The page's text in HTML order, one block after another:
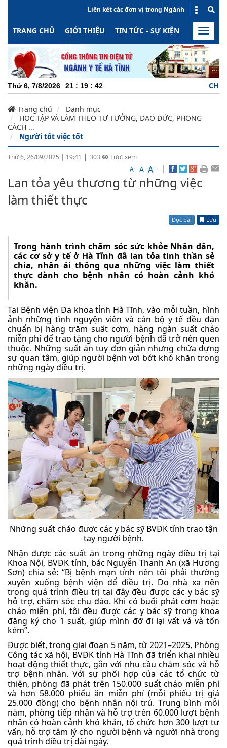
Liên kết các đơn vị trong Ngành
TRANG CHỦ GIỚI THIỆU TIN TỨC - SỰ KIỆN HOẠT
Toggle
Thứ 6, 7/8/2026 21 : 19 : 43 CHUYÊN
Trang chủ
Danh mục
HỌC TẬP VÀ LÀM THEO TƯ TƯỞNG, ĐẠO ĐỨC, PHONG
CÁCH ...
Người tốt việc tốt
Thứ 6, 26/09/2025 | 19:41 | 303
Lượt xem
A- A A+ |
Lan tỏa yêu thương từ những việc
làm thiết thực
Đọc bài Lưu
Trong hành trình chăm sóc sức khỏe Nhân dân,
các cơ sở y tế ở Hà Tĩnh đã lan tỏa tinh thần sẻ
chia, nhân ái thông qua những việc làm thiết
thực dành cho bệnh nhân có hoàn cảnh khó
khăn.
Tại Bệnh viện Đa khoa tỉnh Hà Tĩnh, vào mỗi tuần, hình
ảnh những tình nguyện viên và cán bộ y tế đều đặn
chuẩn bị hàng trăm suất cơm, hàng ngàn suất cháo
miễn phí để trao tặng cho người bệnh đã trở nên quen
thuộc. Những suất ăn tuy đơn giản nhưng chứa đựng
sự quan tâm, giúp người bệnh vơi bớt khó khăn trong
những ngày điều trị.
Những suất cháo được các y bác sỹ BVĐK tỉnh trao tận
tay người bệnh.
Nhận được các suất ăn trong những ngày điều trị tại
Khoa Nội, BVĐK tỉnh, bác Nguyễn Thanh An (xã Hương
Sơn) chia sẻ: “Bị bệnh mạn tính nên tôi phải thường
xuyên xuống bệnh viện để điều trị. Do nhà xa nên
trong quá trình điều trị tại đây đều được các y bác sỹ
hỗ trợ, chăm sóc chu đáo. Khi có buổi phát cơm hoặc
cháo miễn phí, tôi đều được các y bác sỹ trong khoa
đăng ký cho 1 suất, giúp mình đỡ đi lại vất vả và tốn
kém”.
Được biết, trong giai đoạn 5 năm, từ 2021–2025, Phòng
Công tác xã hội, BVĐK tỉnh Hà Tĩnh đã triển khai nhiều
hoạt động thiết thực, gắn với nhu cầu chăm sóc và hỗ
trợ bệnh nhân. Với sự phối hợp của các tổ chức từ
thiện, phòng đã phát trên 150.000 suất cháo miễn phí
và hơn 58.000 phiếu ăn miễn phí (mỗi phiếu trị giá
25.000 đồng) cho bệnh nhân nội trú. Trung bình mỗi
năm, phòng tiếp nhận và hỗ trợ trên 60.000 lượt bệnh
nhân có hoàn cảnh khó khăn, tổ chức hơn 300 lượt tư
vấn, hỗ trợ tâm lý cho người bệnh và người nhà trong
quá trình điều trị dài ngày.